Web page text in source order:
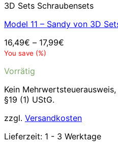
3D Sets Schraubensets
Model 11 – Sandy von 3D
16,49€ – 17,99€
You save (%)
Vorrätig
Kein
§19 (1) UStG.
zzgl. Versandkosten
Lieferzeit: 1 - 3 Werktage